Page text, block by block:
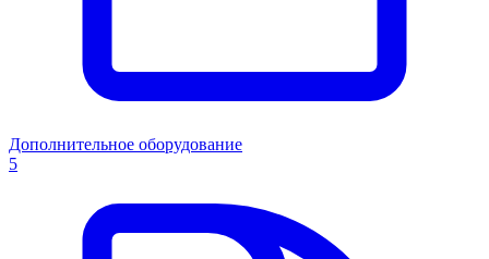
Дополнительное оборудование
5